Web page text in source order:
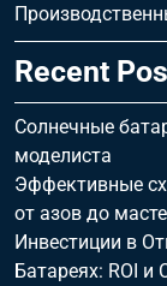
Recent
Солнечные
моделиста
Эффективные
от азов до
Инвестиции в
Батареях: ROI и